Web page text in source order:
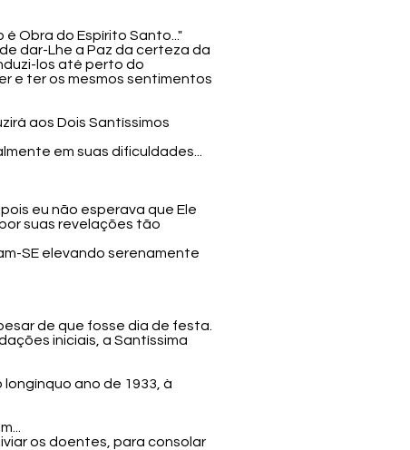
Obra do Espírito Santo..."
dar-Lhe a Paz da certeza da
los até perto do
e ter os mesmos sentimentos
aos Dois Santíssimos
em suas dificuldades...
eu não esperava que Ele
suas revelações tão
SE elevando serenamente
de que fosse dia de festa.
iniciais, a Santíssima
longínquo ano de 1933, à
os doentes, para consolar